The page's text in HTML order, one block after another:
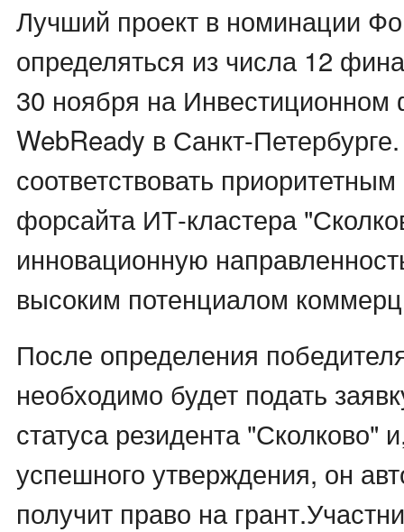
Лучший проект в номинации
определяться из числа 12
30 ноября на
WebReady в Санкт-
соответствовать
форсайта ИТ-кластера
инновационную
высоким потенциалом
После определения
необходимо будет подать
статуса резидента "Сколково"
успешного утверждения, он
получит право на